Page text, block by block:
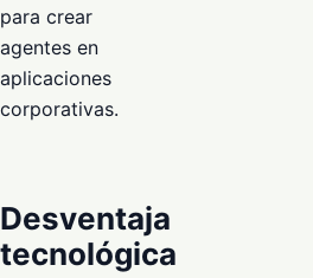
para crear
agentes en
aplicaciones
corporativas.
Desventaja
tecnológica